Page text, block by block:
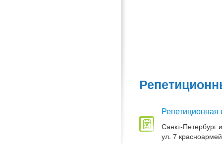
Репетиционная
Санкт-Петербург
ул. 7